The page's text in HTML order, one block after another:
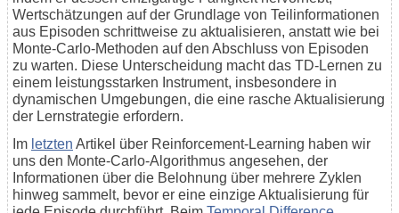
Wertschätzungen auf der Grundlage von Teilinformationen
aus Episoden schrittweise zu aktualisieren, anstatt wie bei
Monte-Carlo-Methoden auf den Abschluss von Episoden
zu warten. Diese Unterscheidung macht das TD-Lernen zu
einem leistungsstarken Instrument, insbesondere in
dynamischen Umgebungen, die eine rasche Aktualisierung
der Lernstrategie erfordern.
Im letzten Artikel über Reinforcement-Learning haben wir
uns den Monte-Carlo-Algorithmus angesehen, der
Informationen über die Belohnung über mehrere Zyklen
hinweg sammelt, bevor er eine einzige Aktualisierung für